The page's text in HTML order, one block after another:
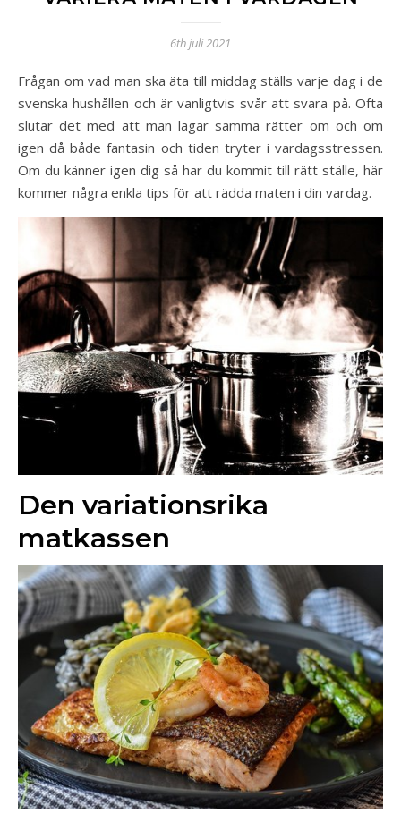
6th juli 2021
Frågan om vad man ska äta till middag ställs varje dag i de
svenska hushållen och är vanligtvis svår att svara på. Ofta
slutar det med att man lagar samma rätter om och om
igen då både fantasin och tiden tryter i vardagsstressen.
Om du känner igen dig så har du kommit till rätt ställe, här
kommer några enkla tips för att rädda maten i din vardag.
Den variationsrika
matkassen